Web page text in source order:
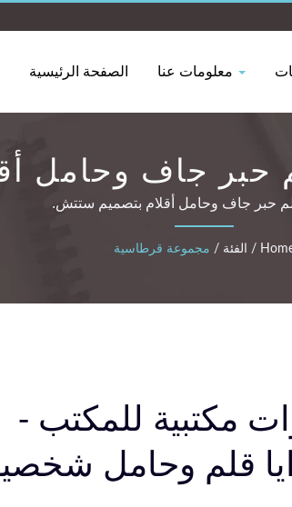
الصفحة الرئيسية
حبر جاف وحامل
حبر جاف وحامل أقلام بتصميم ستتش.
/ الفئة / مجموعة قرطاسية
مكتبية للمكتب -
قلم وحامل